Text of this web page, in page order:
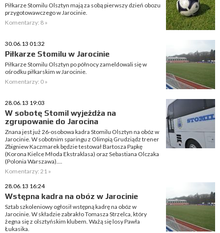
Piłkarze Stomilu Olsztyn mają za sobą pierwszy dzień obozu
przygotowawczego w Jarocinie.
Komentarzy: 8 »
30.06.13 01:32
Piłkarze Stomilu w Jarocinie
Piłkarze Stomilu Olsztyn po północy zameldowali się w
ośrodku piłkarskim w Jarocinie.
Komentarzy: 0 »
28.06.13 19:03
W sobotę Stomil wyjeżdża na
zgrupowanie do Jarocina
Znana jest już 26-osobowa kadra Stomilu Olsztyn na obóz w
Jarocinie. W sobotnim sparingu z Olimpią Grudziądz trener
Zbigniew Kaczmarek będzie testował Bartosza Papkę
(Korona Kielce Młoda Ekstraklasa) oraz Sebastiana Olczaka
(Polonia Warszawa)....
Komentarzy: 21 »
28.06.13 16:24
Wstępna kadra na obóz w Jarocinie
Sztab szkoleniowy ogłosił wstępną kadrę na obóz w
Jarocinie. W składzie zabrakło Tomasza Strzelca, który
żegna się z olsztyńskim klubem. Ważą się losy Pawła
Łukasika.